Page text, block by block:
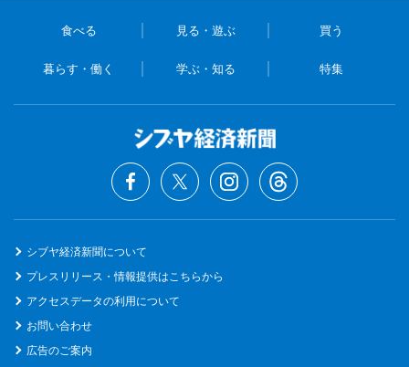
食べる 見る・遊ぶ 買う
暮らす・働く 学ぶ・知る 特集
シブヤ経済新聞について
プレスリリース・情報提供はこちらから
アクセスデータの利用について
お問い合わせ
広告のご案内